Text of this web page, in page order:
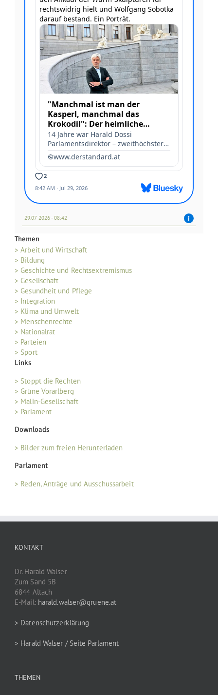
29.07 2026 - 08:42
Themen
> Arbeit und Wirtschaft
> Bildung
> Geschichte und Rechtsextremismus
> Gesellschaft
> Gesundheit und Pflege
> Integration
> Klima und Umwelt
> Menschenrechte
> Nationalrat
> Parteien
> Sport
Links
> Stoppt die Rechten
> Grüne Vorarlberg
> Malin-Gesellschaft
> Parlament
Downloads
> Bilder zum freien Herunterladen
Parlament
> Reden, Anträge und Ausschussarbeit
KONTAKT
Dr. Harald Walser
Zum Sand 5B
6844 Altach
E-Mail: harald.walser@gruene.at
> Datenschutzerklärung
> Harald Walser / Seite Parlament
THEMEN